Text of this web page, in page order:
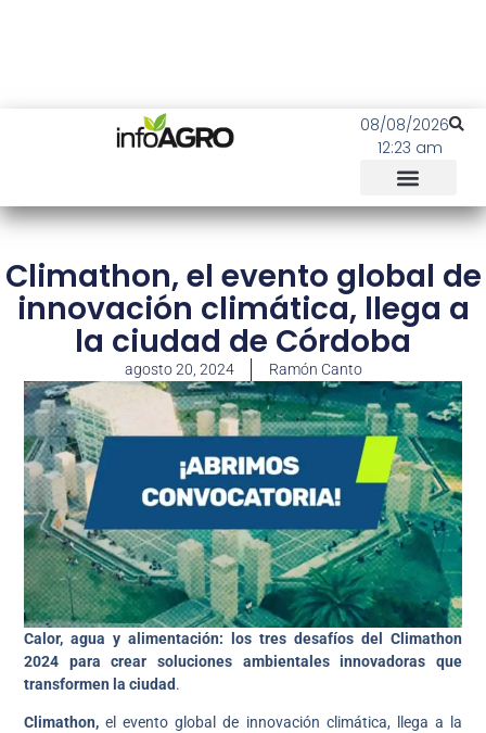
08/08/2026
12:23 am
Climathon, el evento global de
innovación climática, llega a
la ciudad de Córdoba
agosto 20, 2024 Ramón Canto
Calor, agua y alimentación: los tres desafíos del Climathon
2024 para crear soluciones ambientales innovadoras que
transformen la ciudad.
Climathon,el evento global de innovación climática, llega a la